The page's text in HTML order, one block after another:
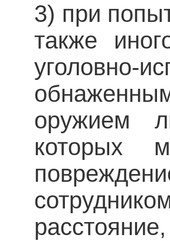
3) при
также
оружием
которых